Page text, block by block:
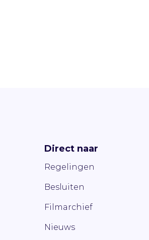
Direct naar
Regelingen
Besluiten
Filmarchief
Nieuws